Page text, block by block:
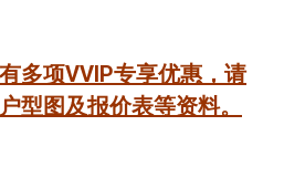
多项VVIP专享优惠，请
型图及报价表等资料。